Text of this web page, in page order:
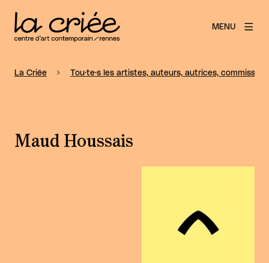
MENU
La Criée Tou·te·s les artistes, auteurs, autrices,
Maud Houssais